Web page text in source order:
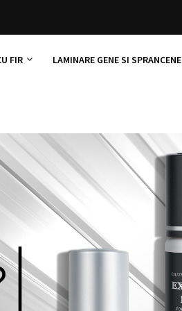
FIR LAMINARE GENE SI SPRANCENE